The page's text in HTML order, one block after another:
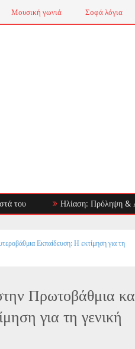
Μουσική γωνιά Σοφά λόγια
Ηλίαση: Πρόληψη &
Εκπαίδευση: Η εκτίμηση για τη
Πρωτοβάθμια
για τη γενική